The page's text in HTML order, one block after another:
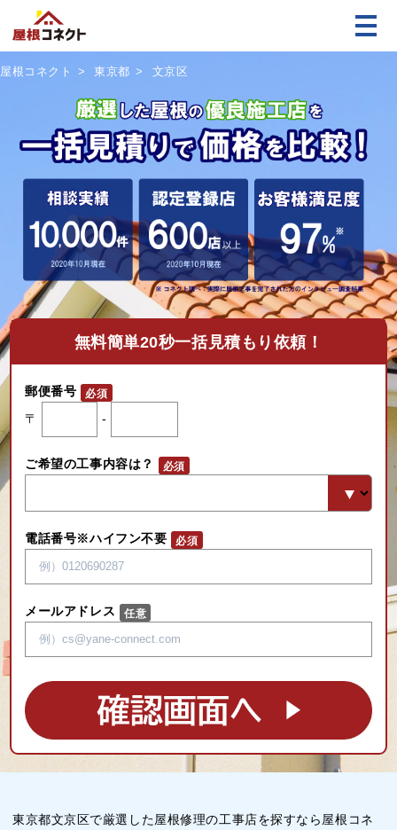
屋根コネクト 東京都 文京区
無料簡単20秒一括見積もり依頼！
郵便番号
〒
-
ご希望の工事内容は？
電話番号※ハイフン不要
メールアドレス
東京都文京区で厳選した屋根修理の工事店を探すなら屋根コネ